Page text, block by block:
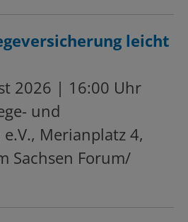
leicht
2026 | 16:00 Uhr
und
Merianplatz 4,
Sachsen Forum/